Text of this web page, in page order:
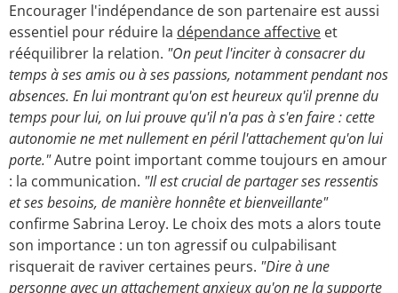
Encourager l'indépendance de son partenaire est aussi
essentiel pour réduire la dépendance affective et
rééquilibrer la relation. "On peut l'inciter à consacrer du
temps à ses amis ou à ses passions, notamment pendant nos
absences. En lui montrant qu'on est heureux qu'il prenne du
temps pour lui, on lui prouve qu'il n'a pas à s'en faire : cette
autonomie ne met nullement en péril l'attachement qu'on lui
porte."Autre point important comme toujours en amour
: la communication. "Il est crucial de partager ses ressentis
et ses besoins, de manière honnête et bienveillante"
confirme Sabrina Leroy. Le choix des mots a alors toute
son importance : un ton agressif ou culpabilisant
risquerait de raviver certaines peurs. "Dire à une
personne avec un attachement anxieux qu'on ne la supporte